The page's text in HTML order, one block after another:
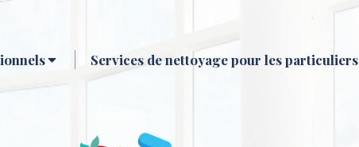
Services de nettoyage pour les particuliers